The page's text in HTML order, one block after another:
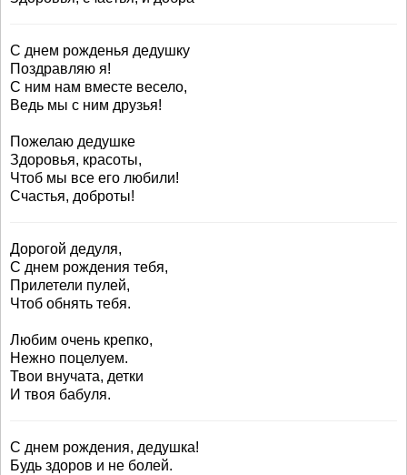
С днем рожденья дедушку
Поздравляю я!
С ним нам вместе весело,
Ведь мы с ним друзья!
Пожелаю дедушке
Здоровья, красоты,
Чтоб мы все его любили!
Счастья, доброты!
Дорогой дедуля,
С днем рождения тебя,
Прилетели пулей,
Чтоб обнять тебя.
Любим очень крепко,
Нежно поцелуем.
Твои внучата, детки
И твоя бабуля.
С днем рождения, дедушка!
Будь здоров и не болей.